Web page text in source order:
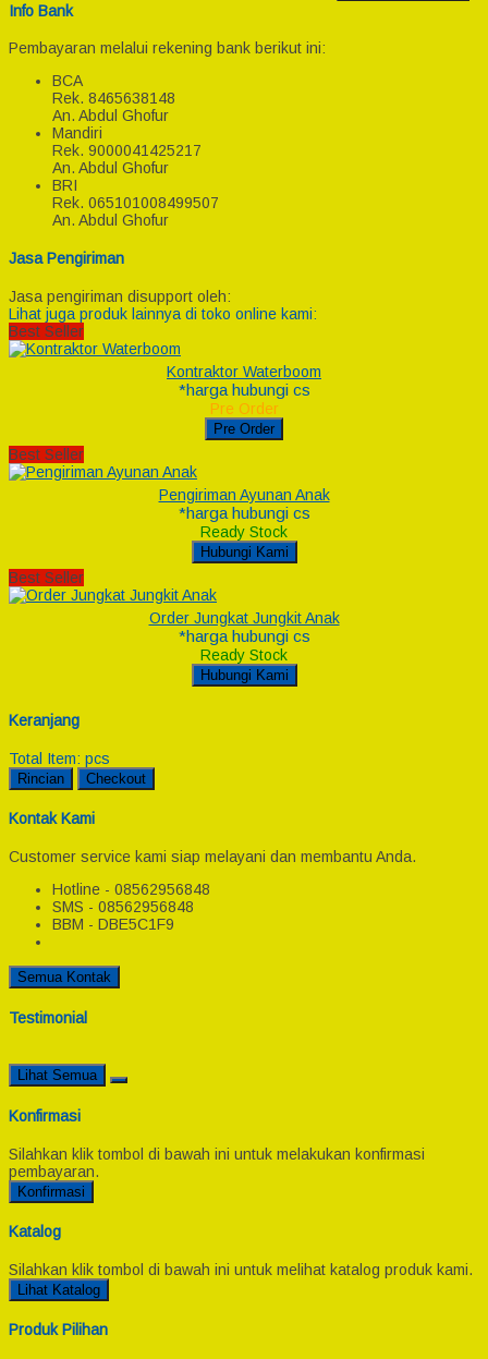
Info Bank
Pembayaran melalui rekening bank berikut ini:
BCA
Rek. 8465638148
An. Abdul Ghofur
Mandiri
Rek. 9000041425217
An. Abdul Ghofur
BRI
Rek. 065101008499507
An. Abdul Ghofur
Jasa Pengiriman
Jasa pengiriman disupport oleh:
Lihat juga produk lainnya di toko online kami:
Best Seller
Kontraktor Waterboom
*harga hubungi cs
Pre Order
Pre Order
Best Seller
Pengiriman Ayunan Anak
*harga hubungi cs
Ready Stock
Hubungi Kami
Best Seller
Order Jungkat Jungkit Anak
*harga hubungi cs
Ready Stock
Hubungi Kami
Keranjang
Total Item: pcs
Rincian Checkout
Kontak Kami
Customer service kami siap melayani dan membantu Anda.
Hotline - 08562956848
SMS - 08562956848
BBM - DBE5C1F9
Semua Kontak
Testimonial
Lihat Semua
Konfirmasi
Silahkan klik tombol di bawah ini untuk melakukan konfirmasi
pembayaran.
Konfirmasi
Katalog
Silahkan klik tombol di bawah ini untuk melihat katalog produk kami.
Lihat Katalog
Produk Pilihan